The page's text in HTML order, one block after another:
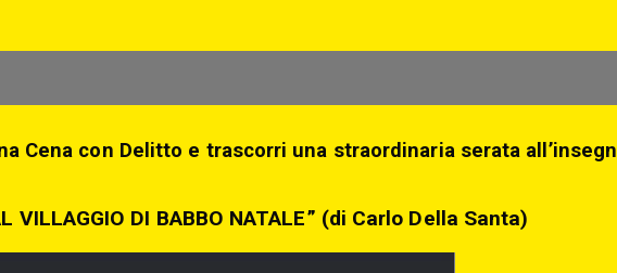
Cena con Delitto e trascorri una straordinaria serata
VILLAGGIO DI BABBO NATALE” (di Carlo Della Santa)